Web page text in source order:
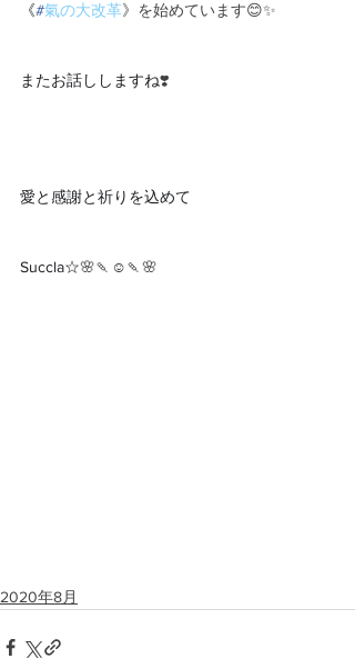
《#氣の大改革》を始めています😊✨
またお話ししますね❣️
愛と感謝と祈りを込めて
Succla☆🌸🍡☺️🍡🌸
2020年8月